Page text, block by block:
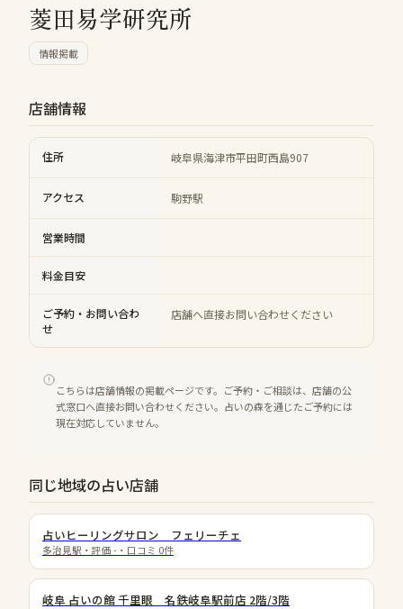
菱田易学研究所
情報掲載
店舗情報
住所 岐阜県海津市平田町西島907
アクセス 駒野駅
営業時間
料金目安
ご予約・お問い合わ
せ
店舗へ直接お問い合わせください
こちらは店舗情報の掲載ページです。ご予約・ご相談は、店舗の公
式窓口へ直接お問い合わせください。占いの森を通じたご予約には
現在対応していません。
同じ地域の占い店舗
占いヒーリングサロン フェリーチェ
多治見駅 ・評価 - ・口コミ 0件
岐阜 占いの館 千里眼 名鉄岐阜駅前店 2階/3階